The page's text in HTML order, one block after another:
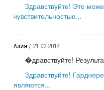
Здравствуйте! Это
чувствительностью...
Алия / 21.02.2014
�дравствуйте!
Здравствуйте!
являются...